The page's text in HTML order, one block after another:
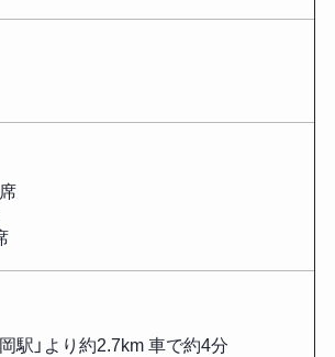
駅」より約2.7km 車で約4分